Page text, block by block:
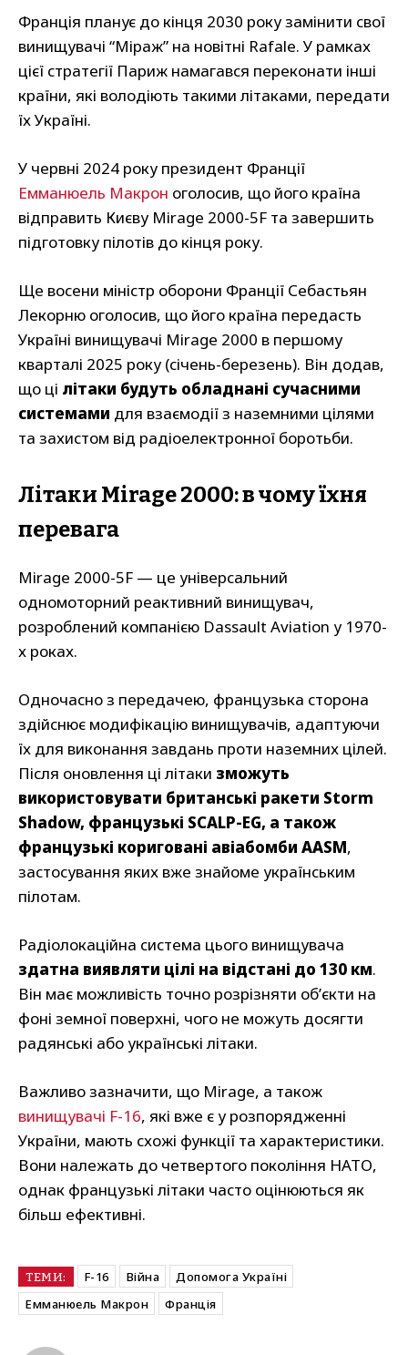
Франція планує до кінця 2030 року замінити свої
винищувачі “Міраж” на новітні Rafale. У рамках
цієї стратегії Париж намагався переконати інші
країни, які володіють такими літаками, передати
їх Україні.
У червні 2024 року президент Франції
Емманюель Макрон оголосив, що його країна
відправить Києву Mirage 2000-5F та завершить
підготовку пілотів до кінця року.
Ще восени міністр оборони Франції Себастьян
Лекорню оголосив, що його країна передасть
Україні винищувачі Mirage 2000 в першому
кварталі 2025 року (січень-березень). Він додав,
що ці літаки будуть обладнані сучасними
системами для взаємодії з наземними цілями
та захистом від радіоелектронної боротьби.
Літаки Mirage 2000: в чому їхня
перевага
Mirage 2000-5F — це універсальний
одномоторний реактивний винищувач,
розроблений компанією Dassault Aviation у 1970-
х роках.
Одночасно з передачею, французька сторона
здійснює модифікацію винищувачів, адаптуючи
їх для виконання завдань проти наземних цілей.
Після оновлення ці літаки зможуть
використовувати британські ракети Storm
Shadow, французькі SCALP-EG, а також
французькі кориговані авіабомби AASM,
застосування яких вже знайоме українським
пілотам.
Радіолокаційна система цього винищувача
здатна виявляти цілі на відстані до 130 км.
Він має можливість точно розрізняти об’єкти на
фоні земної поверхні, чого не можуть досягти
радянські або українські літаки.
Важливо зазначити, що Mirage, а також
винищувачі F-16, які вже є у розпорядженні
України, мають схожі функції та характеристики.
Вони належать до четвертого покоління НАТО,
однак французькі літаки часто оцінюються як
більш ефективні.
ТЕМИ: F-16 Війна
Допомога Україні
Емманюель Макрон
Франція